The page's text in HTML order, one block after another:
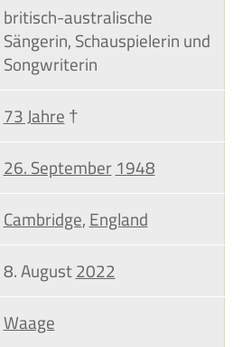
britisch-australische
Sängerin, Schauspielerin und
Songwriterin
73 Jahre†
26. September1948
Cambridge,England
8. August2022
Waage